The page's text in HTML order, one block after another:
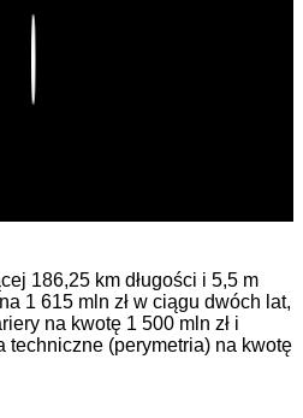
186,25 km długości i 5,5 m
1 615 mln zł w ciągu dwóch lat,
na kwotę 1 500 mln zł i
techniczne (perymetria) na kwotę